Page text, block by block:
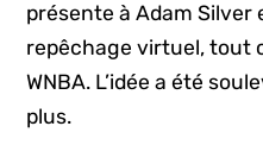
présente à Adam Silver
repêchage virtuel, tout
WNBA. L’idée a été
plus.